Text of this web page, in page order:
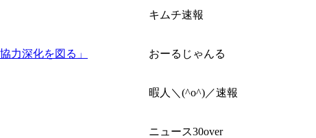
キムチ速報
力深化を図る」 おーるじゃんる
暇人＼(^o^)／速報
ニュース30over